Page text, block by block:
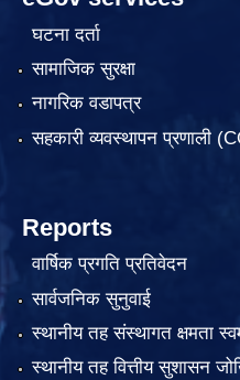
घटना दर्ता
सामाजिक सुरक्षा
नागरिक वडापत्र
सहकारी व्यवस्थापन प्रणाली
Reports
वार्षिक प्रगति प्रतिवेदन
सार्वजनिक सुनुवाई
स्थानीय तह संस्थागत क्षमता
स्थानीय तह वित्तीय सुशासन